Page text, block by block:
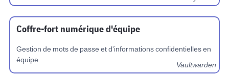
Coffre-fort numérique d'équipe
Vaultwarden
Gestion de mots de passe et d'informations confidentielles en
équipe